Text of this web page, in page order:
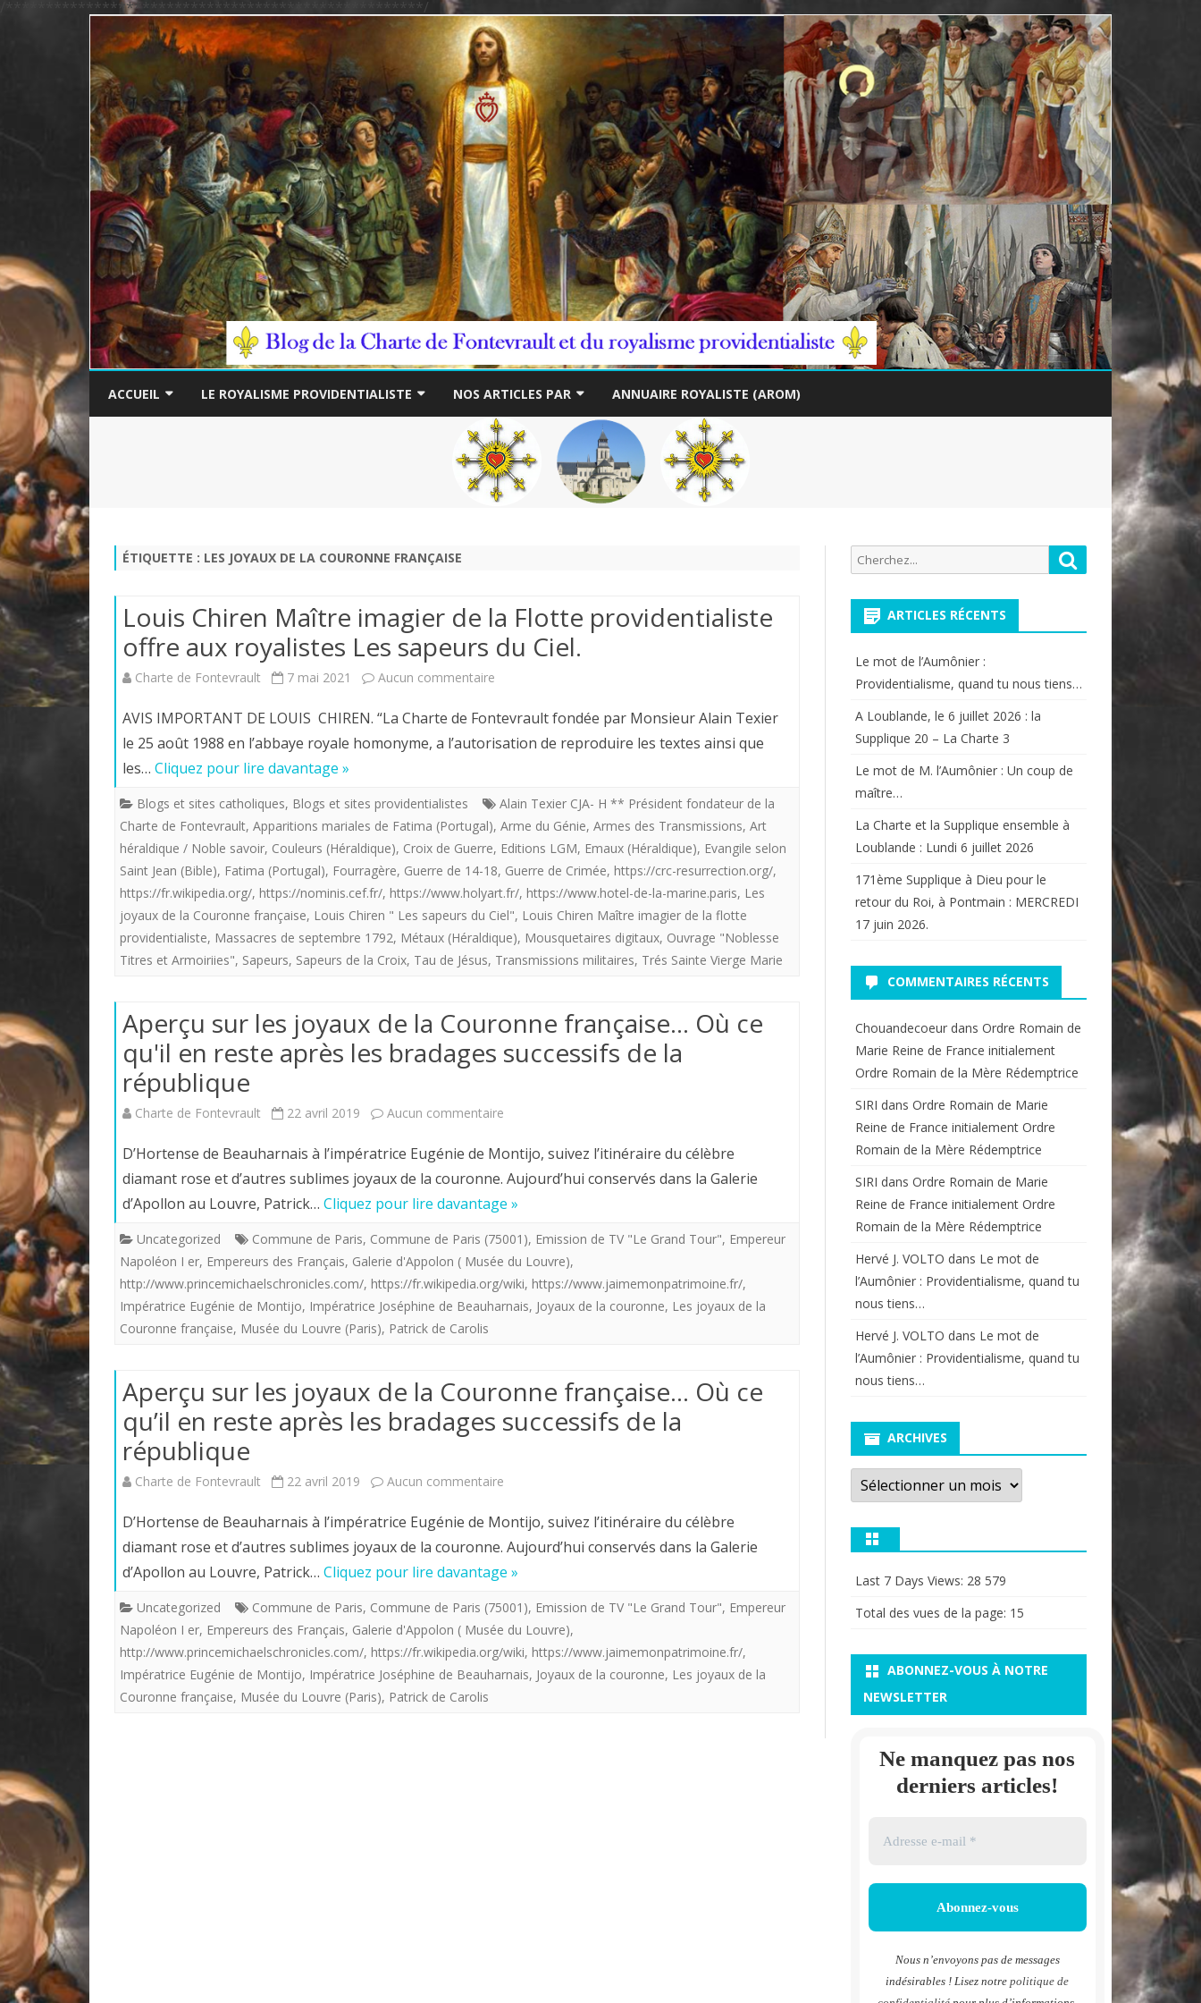
/****************************************************/
to
ACCUEIL LE ROYALISME PROVIDENTIALISTE NOS ARTICLES PAR
THÉME
AUTEUR
ANNUAIRE ROYALISTE (AROM)
ÉTIQUETTE : LES JOYAUX DE LA COURONNE FRANÇAISE
Louis Chiren Maître imagier de la Flotte providentialiste
offre aux royalistes Les sapeurs du Ciel.
Charte de Fontevrault 7 mai 2021 Aucun commentaire
Chiren
imagier
de
la
Flotte
providentialiste
offre
royalistes
Les
du
Ciel.
AVIS IMPORTANT DE LOUIS CHIREN. “La Charte de Fontevrault fondée par Monsieur Alain Texier
le 25 août 1988 en l’abbaye royale homonyme, a l’autorisation de reproduire les textes ainsi que
les… Cliquez pour lire davantage »
Blogs et sites catholiques, Blogs et sites providentialistes
Alain Texier CJA- H ** Président fondateur de la
Charte de Fontevrault, Apparitions mariales de Fatima (Portugal), Arme du Génie, Armes des Transmissions, Art
héraldique / Noble savoir, Couleurs (Héraldique), Croix de Guerre, Editions LGM, Emaux (Héraldique), Evangile selon
Saint Jean (Bible), Fatima (Portugal), Fourragère, Guerre de 14-18, Guerre de Crimée, https://crc-resurrection.org/,
https://fr.wikipedia.org/, https://nominis.cef.fr/, https://www.holyart.fr/, https://www.hotel-de-la-marine.paris, Les
joyaux de la Couronne française, Louis Chiren " Les sapeurs du Ciel", Louis Chiren Maître imagier de la flotte
providentialiste, Massacres de septembre 1792, Métaux (Héraldique), Mousquetaires digitaux, Ouvrage "Noblesse
Titres et Armoiriies", Sapeurs, Sapeurs de la Croix, Tau de Jésus, Transmissions militaires, Trés Sainte Vierge Marie
Aperçu sur les joyaux de la Couronne française… Où ce
qu'il en reste après les bradages successifs de la
république
Charte de Fontevrault 22 avril 2019 Aucun commentaire
sur
les
joyaux
de
Où
ce
reste
après
les
bradages
successifs
de
D’Hortense de Beauharnais à l’impératrice Eugénie de Montijo, suivez l’itinéraire du célèbre
diamant rose et d’autres sublimes joyaux de la couronne. Aujourd’hui conservés dans la Galerie
d’Apollon au Louvre, Patrick… Cliquez pour lire davantage »
Uncategorized Commune de Paris, Commune de Paris (75001), Emission de TV "Le Grand Tour", Empereur
Napoléon I er, Empereurs des Français, Galerie d'Appolon ( Musée du Louvre),
http://www.princemichaelschronicles.com/, https://fr.wikipedia.org/wiki, https://www.jaimemonpatrimoine.fr/,
Impératrice Eugénie de Montijo, Impératrice Joséphine de Beauharnais, Joyaux de la couronne, Les joyaux de la
Couronne française, Musée du Louvre (Paris), Patrick de Carolis
Aperçu sur les joyaux de la Couronne française… Où ce
qu’il en reste après les bradages successifs de la
république
Charte de Fontevrault 22 avril 2019 Aucun commentaire
sur
les
joyaux
de
D’Hortense de Beauharnais à l’impératrice Eugénie de Montijo, suivez l’itinéraire du célèbre
diamant rose et d’autres sublimes joyaux de la couronne. Aujourd’hui conservés dans la Galerie
d’Apollon au Louvre, Patrick… Cliquez pour lire davantage »
Uncategorized Commune de Paris, Commune de Paris (75001), Emission de TV "Le Grand Tour", Empereur
Napoléon I er, Empereurs des Français, Galerie d'Appolon ( Musée du Louvre),
http://www.princemichaelschronicles.com/, https://fr.wikipedia.org/wiki, https://www.jaimemonpatrimoine.fr/,
Impératrice Eugénie de Montijo, Impératrice Joséphine de Beauharnais, Joyaux de la couronne, Les joyaux de la
Couronne française, Musée du Louvre (Paris), Patrick de Carolis
Recherche
pour:
Rechercher
ARTICLES RÉCENTS
Le mot de l’Aumônier :
Providentialisme, quand tu nous tiens…
A Loublande, le 6 juillet 2026 : la
Supplique 20 – La Charte 3
Le mot de M. l’Aumônier : Un coup de
maître…
La Charte et la Supplique ensemble à
Loublande : Lundi 6 juillet 2026
171ème Supplique à Dieu pour le
retour du Roi, à Pontmain : MERCREDI
17 juin 2026.
COMMENTAIRES RÉCENTS
Chouandecoeurdans Ordre Romain de
Marie Reine de France initialement
Ordre Romain de la Mère Rédemptrice
SIRI dans Ordre Romain de Marie
Reine de France initialement Ordre
Romain de la Mère Rédemptrice
SIRI dans Ordre Romain de Marie
Reine de France initialement Ordre
Romain de la Mère Rédemptrice
Hervé J. VOLTO dans Le mot de
l’Aumônier : Providentialisme, quand tu
nous tiens…
Hervé J. VOLTO dans Le mot de
l’Aumônier : Providentialisme, quand tu
nous tiens…
ARCHIVES
Archives
Last 7 Days Views: 28 579
Total des vues de la page: 15
ABONNEZ-VOUS À NOTRE
NEWSLETTER
Ne manquez pas nos
derniers articles!
Nous n’envoyons pas de messages
indésirables ! Lisez notrepolitique de